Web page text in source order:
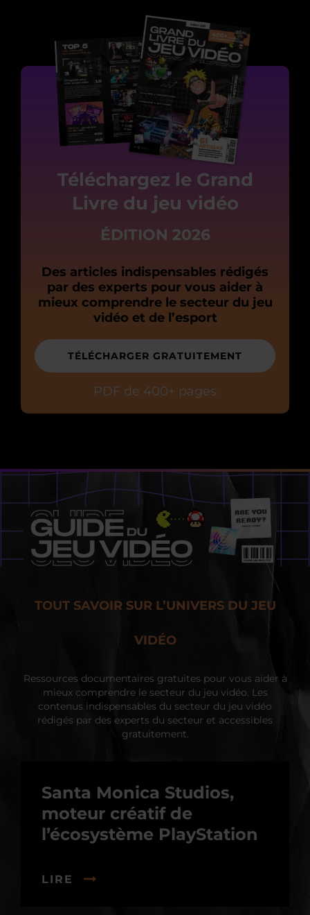
Téléchargez le Grand
Livre du jeu vidéo
ÉDITION 2026
Des articles indispensables rédigés
par des experts pour vous aider à
mieux comprendre le secteur du jeu
vidéo et de l’esport
TÉLÉCHARGER GRATUITEMENT
PDF de 400+ pages
TOUT SAVOIR SUR L’UNIVERS DU JEU
VIDÉO
Ressources documentaires gratuites pour vous aider à
mieux comprendre le secteur du jeu vidéo. Les
contenus indispensables du secteur du jeu vidéo
rédigés par des experts du secteur et accessibles
gratuitement.
Santa Monica Studios,
moteur créatif de
l’écosystème PlayStation
LIRE